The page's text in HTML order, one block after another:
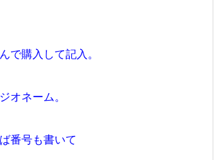
で購入して記入。
オネーム。
番号も書いて